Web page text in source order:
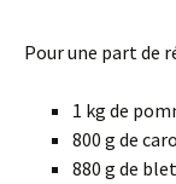
Pour une part de
1 kg de
800 g de
880 g de